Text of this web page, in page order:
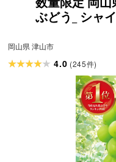
ぶどう_ シャ
ツ 人気 美味
海道・沖縄県]
岡山県 津山市
4.0 (245件)